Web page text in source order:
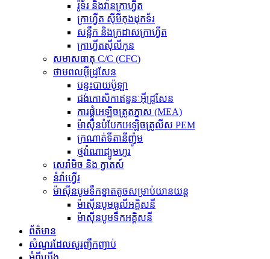
រ៉ូទ័រ និងវ៉ានក្រាហ្វីត
ក្រាហ្វីត ស៊ីមីកុងដុកទ័រ
សន្លឹក និងក្រដាសក្រាហ្វីត
ក្រាហ្វីតស៊ីលីកុន
សមាសធាតុ C/C (CFC)
ថាមពលអ៊ីដ្រូសែន
បន្ទះបាយប៉ូឡា
ជង់កោសិកាឥន្ធនៈអ៊ីដ្រូសែន
ការផ្គុំអេឡិចត្រូតភ្នាស (MEA)
ម៉ាស៊ីនបំបែកអេឡិចត្រូលីស PEM
ក្រណាត់ទីតានីញ៉ូម
ថ្ម​វ៉ាណាដ្យូម​ហូរ
សេរ៉ាមិច និង ក្វាតស៍
នំ​វ៉ាហ្វើរ
ម៉ាស៊ីនបូមទឹកខ្នាតតូចសម្រាប់យានយន្ត
ម៉ាស៊ីនបូមធូលីអគ្គិសនី
ម៉ាស៊ីនបូមទឹកអគ្គិសនី
ព័ត៌មាន
សំណួរដែលសួរញឹកញាប់